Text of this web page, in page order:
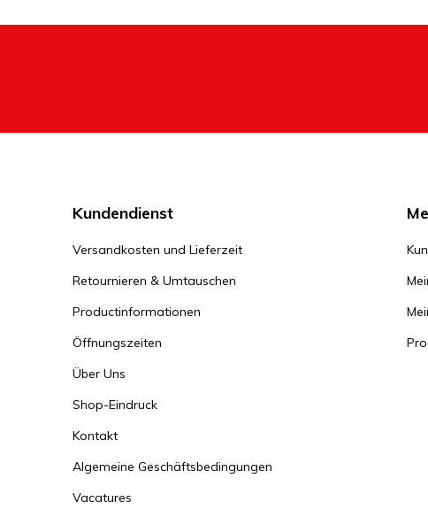
Kundendienst
Versandkosten und Lieferzeit
Retournieren & Umtauschen
Productinformationen
Öffnungszeiten
Über Uns
Shop-Eindruck
Kontakt
Algemeine Geschäftsbedingungen
Vacatures